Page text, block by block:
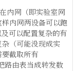
内网（即实验室网
内网两设备可以跑
可以配置复杂的有
（可能没现成实
截取所有
路由表当成转发数